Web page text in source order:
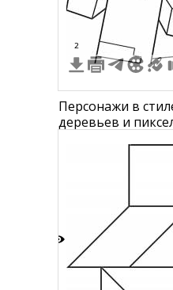
2
Персонажи в
деревьев и